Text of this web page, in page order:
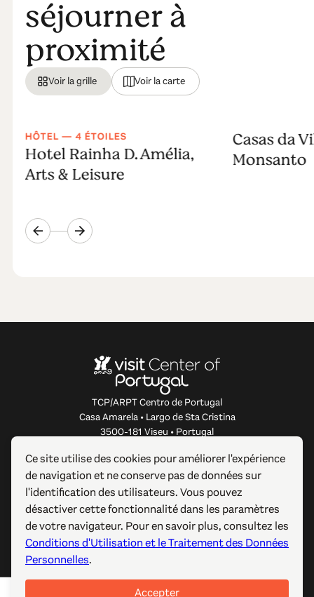
séjourner à
proximité
Voir la grille Voir la carte
HÔTEL — 4 ÉTOILES
Hotel Rainha D. Amélia,
Arts & Leisure
Casas da
Monsanto
TCP/ARPT Centro de Portugal
Casa Amarela • Largo de Sta Cristina
3500-181 Viseu • Portugal
À PROPOS DE CE SITE WEB
LIENS UTILES
SUIVEZ-NOUS
Ce site utilise des cookies pour améliorer l'expérience
de navigation et ne conserve pas de données sur
l'identification des utilisateurs. Vous pouvez
désactiver cette fonctionnalité dans les paramètres
de votre navigateur. Pour en savoir plus, consultez les
Conditions d'Utilisation et le Traitement des Données
Personnelles.
Accepter